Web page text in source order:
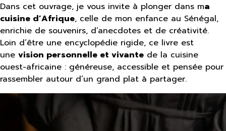
Dans cet ouvrage, je vous invite à plonger dans ma
cuisine d’Afrique, celle de mon enfance au Sénégal,
enrichie de souvenirs, d’anecdotes et de créativité.
Loin d’être une encyclopédie rigide, ce livre est
une vision personnelle et vivante de la cuisine
ouest-africaine : généreuse, accessible et pensée pour
rassembler autour d’un grand plat à partager.